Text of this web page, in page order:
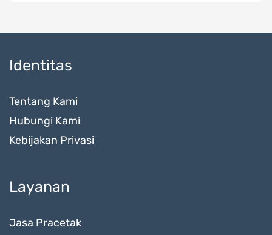
Identitas
Tentang Kami
Hubungi Kami
Kebijakan Privasi
Layanan
Jasa Pracetak